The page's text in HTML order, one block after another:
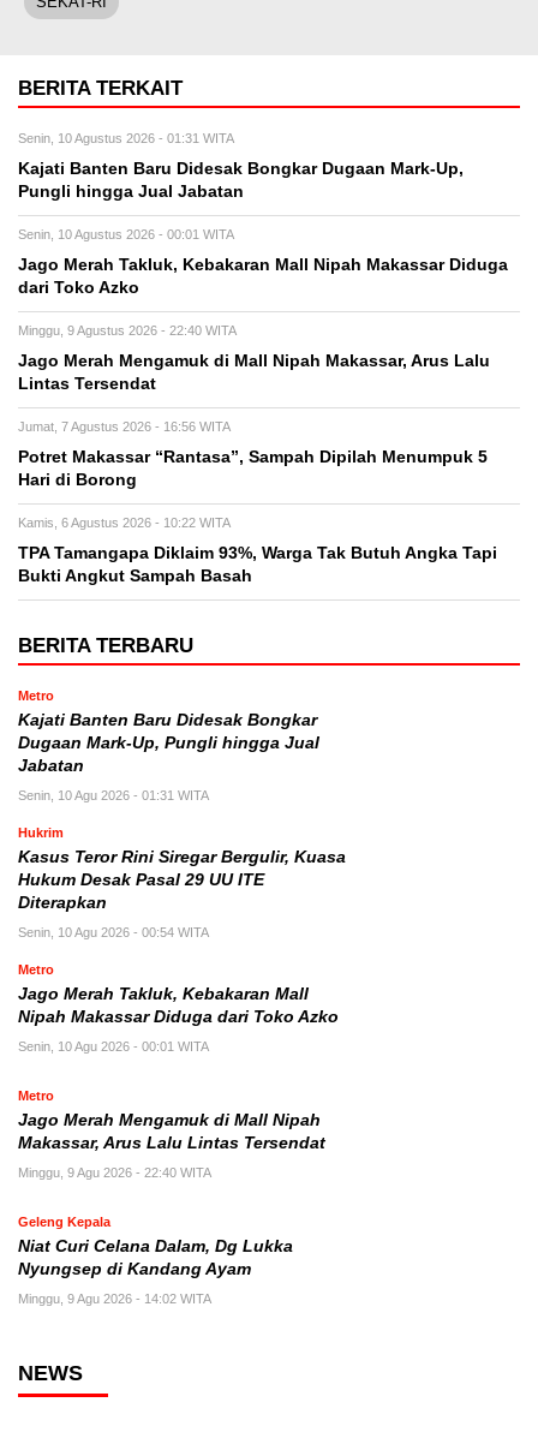
BERITA TERKAIT
Senin, 10 Agustus 2026 - 01:31 WITA
Kajati Banten Baru Didesak Bongkar Dugaan Mark-Up,
Pungli hingga Jual Jabatan
Senin, 10 Agustus 2026 - 00:01 WITA
Jago Merah Takluk, Kebakaran Mall Nipah Makassar Diduga
dari Toko Azko
Minggu, 9 Agustus 2026 - 22:40 WITA
Jago Merah Mengamuk di Mall Nipah Makassar, Arus Lalu
Lintas Tersendat
Jumat, 7 Agustus 2026 - 16:56 WITA
Potret Makassar “Rantasa”, Sampah Dipilah Menumpuk 5
Hari di Borong
Kamis, 6 Agustus 2026 - 10:22 WITA
TPA Tamangapa Diklaim 93%, Warga Tak Butuh Angka Tapi
Bukti Angkut Sampah Basah
BERITA TERBARU
Metro
Kajati Banten Baru Didesak Bongkar
Dugaan Mark-Up, Pungli hingga Jual
Jabatan
Senin, 10 Agu 2026 - 01:31 WITA
Hukrim
Kasus Teror Rini Siregar Bergulir, Kuasa
Hukum Desak Pasal 29 UU ITE
Diterapkan
Senin, 10 Agu 2026 - 00:54 WITA
Metro
Jago Merah Takluk, Kebakaran Mall
Nipah Makassar Diduga dari Toko Azko
Senin, 10 Agu 2026 - 00:01 WITA
Metro
Jago Merah Mengamuk di Mall Nipah
Makassar, Arus Lalu Lintas Tersendat
Minggu, 9 Agu 2026 - 22:40 WITA
Geleng Kepala
Niat Curi Celana Dalam, Dg Lukka
Nyungsep di Kandang Ayam
Minggu, 9 Agu 2026 - 14:02 WITA
NEWS